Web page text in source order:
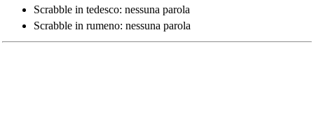
Scrabble in tedesco: nessuna parola
Scrabble in rumeno: nessuna parola